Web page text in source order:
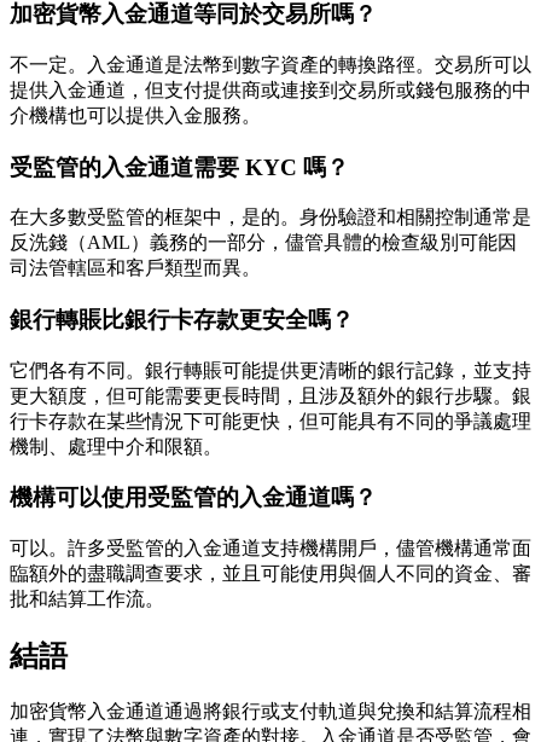
加密貨幣入金通道等同於交易所嗎？
不一定。入金通道是法幣到數字資產的轉換路徑。交易所可以
提供入金通道，但支付提供商或連接到交易所或錢包服務的中
介機構也可以提供入金服務。
受監管的入金通道需要 KYC 嗎？
在大多數受監管的框架中，是的。身份驗證和相關控制通常是
反洗錢（AML）義務的一部分，儘管具體的檢查級別可能因
司法管轄區和客戶類型而異。
銀行轉賬比銀行卡存款更安全嗎？
它們各有不同。銀行轉賬可能提供更清晰的銀行記錄，並支持
更大額度，但可能需要更長時間，且涉及額外的銀行步驟。銀
行卡存款在某些情況下可能更快，但可能具有不同的爭議處理
機制、處理中介和限額。
機構可以使用受監管的入金通道嗎？
可以。許多受監管的入金通道支持機構開戶，儘管機構通常面
臨額外的盡職調查要求，並且可能使用與個人不同的資金、審
批和結算工作流。
結語
加密貨幣入金通道通過將銀行或支付軌道與兌換和結算流程相
連，實現了法幣與數字資產的對接。入金通道是否受監管，會